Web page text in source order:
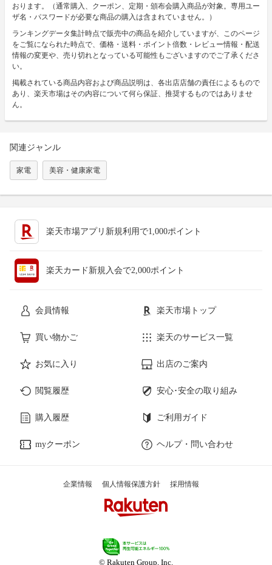
おります。（通常購入、クーポン、定期・頒布会購入商品が対象。専用ユー
ザ名・パスワードが必要な商品の購入は含まれていません。）
ランキングデータ集計時点で販売中の商品を紹介していますが、このページ
をご覧になられた時点で、価格・送料・ポイント倍数・レビュー情報・配送
情報の変更や、売り切れとなっている可能性もございますのでご了承くださ
い。
掲載されている商品内容および商品説明は、各出店店舗の責任によるもので
あり、楽天市場はその内容について何ら保証、推奨するものではありませ
ん。
関連ジャンル
家電 美容・健康家電
楽天市場アプリ新規利用で1,000ポイント
楽天カード新規入会で2,000ポイント
会員情報 楽天市場トップ
買い物かご 楽天のサービス一覧
お気に入り 出店のご案内
閲覧履歴 安心･安全の取り組み
購入履歴 ご利用ガイド
myクーポン ヘルプ・問い合わせ
企業情報 個人情報保護方針 採用情報
© Rakuten Group, Inc.